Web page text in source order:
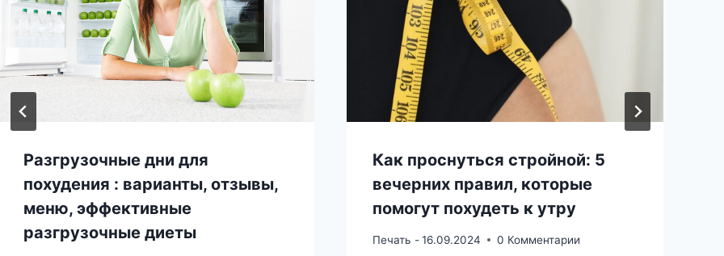
Разгрузочные дни для
похудения : варианты, отзывы,
меню, эффективные
разгрузочные диеты
Как проснуться стройной: 5
вечерних правил, которые
помогут похудеть к утру
Печать -16.09.2024 0 Комментарии